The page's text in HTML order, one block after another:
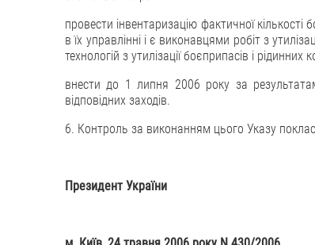
провести інвентаризацію фактичної кількості
в їх управлінні і є виконавцями робіт з
технологій з утилізації боєприпасів і
внести до 1 липня 2006 року за
відповідних заходів.
6. Контроль за виконанням цього Указу
Президент України